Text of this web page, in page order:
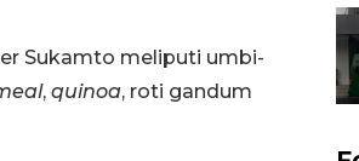
Sukamto meliputi umbi-
, quinoa, roti gandum